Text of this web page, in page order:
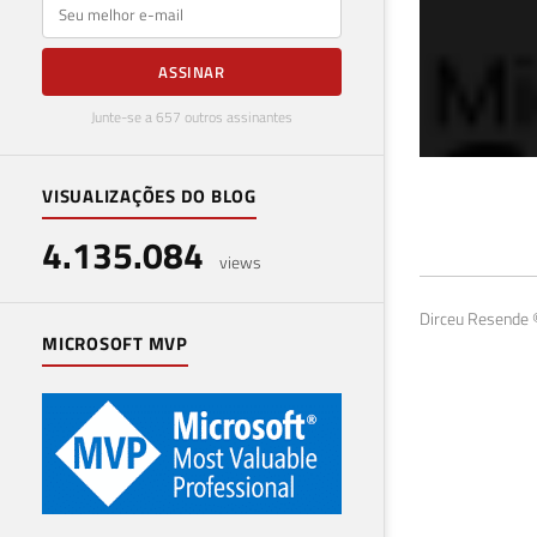
ASSINAR
Junte-se a 657 outros assinantes
VISUALIZAÇÕES DO BLOG
4.135.084 views
MICROSOFT MVP
04
Dirceu